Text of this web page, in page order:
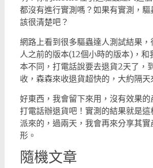
都沒有進行實測嗎？如果有實測，
該很清楚吧？
網路上看到很多驅蟲達人測試結果
人之前的版本(12個小時的版本)，和
本不同，打電話說要去退貨2天了，
收，森森來收退貨超快的，大約隔天
好東西，我會留下來用，沒有效果
打電話辦退貨吧！實測的結果就是
派來的，過兩天，我會再來分享其
形。
隨機文章